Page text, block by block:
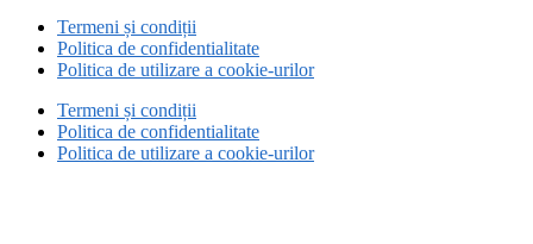
Termeni și condiții
Politica de confidentialitate
Politica de utilizare a cookie-urilor
Termeni și condiții
Politica de confidentialitate
Politica de utilizare a cookie-urilor